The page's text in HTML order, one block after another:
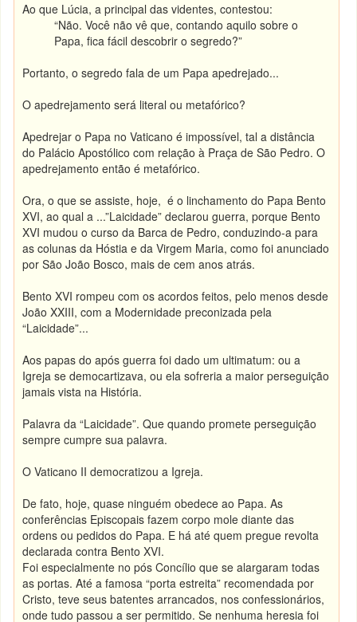
Ao que Lúcia, a principal das videntes, contestou:
“Não. Você não vê que, contando aquilo sobre o
Papa, fica fácil descobrir o segredo?”
Portanto, o segredo fala de um Papa apedrejado...
O apedrejamento será literal ou metafórico?
Apedrejar o Papa no Vaticano é impossível, tal a distância
do Palácio Apostólico com relação à Praça de São Pedro. O
apedrejamento então é metafórico.
Ora, o que se assiste, hoje, é o linchamento do Papa Bento
XVI, ao qual a ...”Laicidade” declarou guerra, porque Bento
XVI mudou o curso da Barca de Pedro, conduzindo-a para
as colunas da Hóstia e da Virgem Maria, como foi anunciado
por São João Bosco, mais de cem anos atrás.
Bento XVI rompeu com os acordos feitos, pelo menos desde
João XXIII, com a Modernidade preconizada pela
“Laicidade”...
Aos papas do após guerra foi dado um ultimatum: ou a
Igreja se democartizava, ou ela sofreria a maior perseguição
jamais vista na História.
Palavra da “Laicidade”. Que quando promete perseguição
sempre cumpre sua palavra.
O Vaticano II democratizou a Igreja.
De fato, hoje, quase ninguém obedece ao Papa. As
conferências Episcopais fazem corpo mole diante das
ordens ou pedidos do Papa. E há até quem pregue revolta
declarada contra Bento XVI.
Foi especialmente no pós Concílio que se alargaram todas
as portas. Até a famosa “porta estreita” recomendada por
Cristo, teve seus batentes arrancados, nos confessionários,
onde tudo passou a ser permitido. Se nenhuma heresia foi